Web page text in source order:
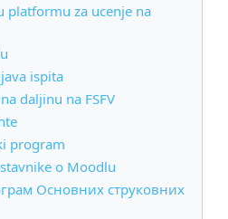
platformu za ucenje na
ispita
daljinu na FSFV
program
o Moodlu
Основних струковних